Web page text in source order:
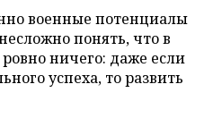
военные потенциалы
понять, что в
ничего: даже если
успеха, то развить